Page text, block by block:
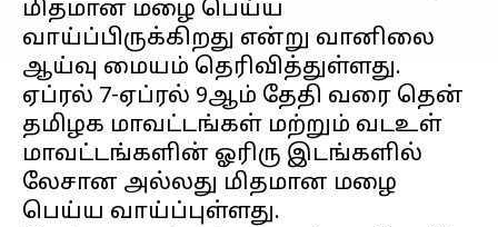
மிதமான மழை பெய்ய
வாய்ப்பிருக்கிறது என்று வானிலை
ஆய்வு மையம் தெரிவித்துள்ளது.
ஏப்ரல் 7-ஏப்ரல் 9ஆம் தேதி வரை தென்
தமிழக மாவட்டங்கள் மற்றும் வடஉள்
மாவட்டங்களின் ஓரிரு இடங்களில்
லேசான அல்லது மிதமான மழை
பெய்ய வாய்ப்புள்ளது.